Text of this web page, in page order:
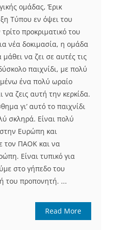
ομάδας, Έρικ
Τύπου εν όψει του
προκριματικό του
νέα δοκιμασία, η ομάδα
να ζει σε αυτές τις
παιχνίδι, με πολύ
ένα πολύ ωραίο
να ζεις αυτή την κερκίδα.
γι’ αυτό το παιχνίδι
σκληρά. Είναι πολύ
Ευρώπη και
τον ΠΑΟΚ και να
Είναι τυπικό για
στο γήπεδο του
του προπονητή. ...
Read More